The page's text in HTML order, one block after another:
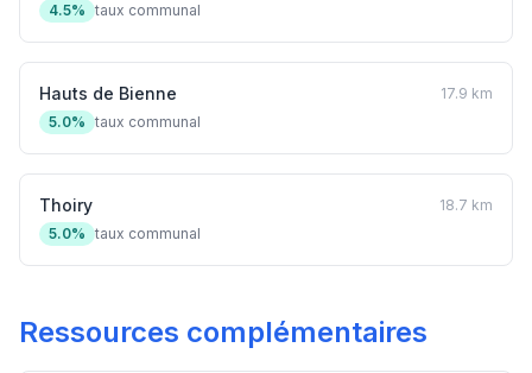
4.5% taux communal
Hauts de Bienne
17.9 km
5.0% taux communal
Thoiry
18.7 km
5.0% taux communal
Ressources complémentaires